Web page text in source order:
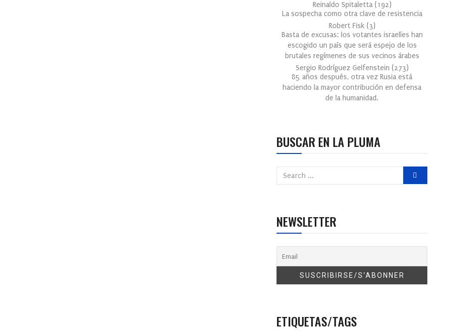
Reinaldo Spitaletta (192)
La sospecha como otra clave de resistencia
Robert Fisk (3)
Basta de excusas: los votantes israelíes han
escogido un país que será espejo de los
brutales regímenes de sus vecinos árabes
Sergio Rodríguez Gelfenstein (273)
85 años después, otra vez Rusia está
haciendo la mayor contribución en defensa
de la humanidad.
BUSCAR EN LA PLUMA
NEWSLETTER
ETIQUETAS/TAGS